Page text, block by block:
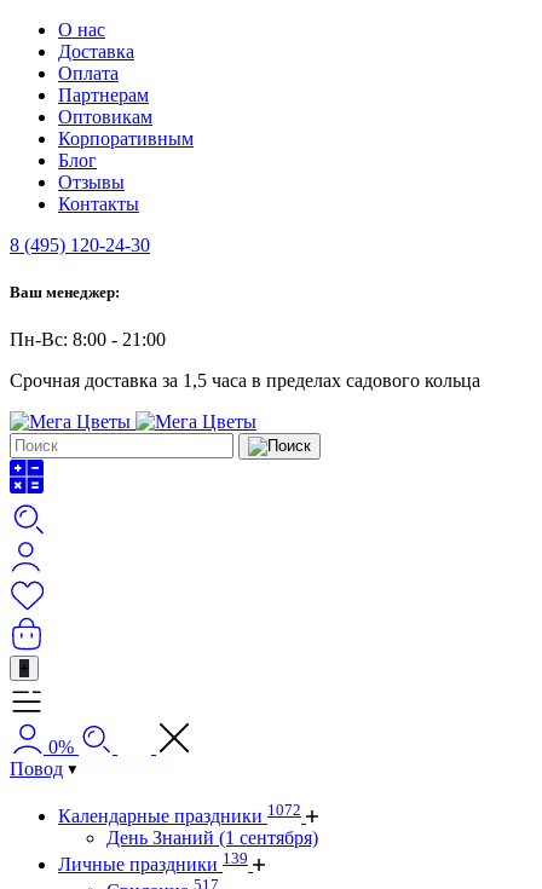
О нас
Доставка
Оплата
Партнерам
Оптовикам
Корпоративным
Блог
Отзывы
Контакты
8 (495) 120-24-30
Ваш менеджер:
Пн-Вс: 8:00 - 21:00
Срочная доставка за 1,5 часа в пределах садового кольца
+
0%
Повод
Календарные праздники 1072
День Знаний (1 сентября)
Личные праздники 139
517